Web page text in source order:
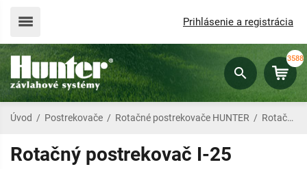
Prihlásenie a registrácia
3588
Úvod / Postrekovače / Rotačné postrekovače HUNTER / Rotačný postrekovač I-25
Rotačný postrekovač I-25